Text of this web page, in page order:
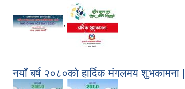
,
नयाँ बर्ष २०८०को हार्दिक मंगलमय शुभकामना |